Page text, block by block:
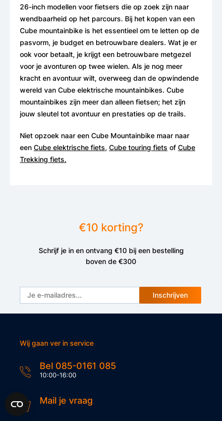
26-inch modellen voor fietsers die op zoek zijn naar
wendbaarheid op het parcours. Bij het kopen van een
Cube mountainbike is het essentieel om te letten op de
pasvorm, je budget en betrouwbare dealers. Wat je er
ook voor betaalt, je krijgt een betrouwbare metgezel
voor je avonturen op twee wielen. Als je nog meer
kracht en avontuur wilt, overweeg dan de opwindende
wereld van Cube elektrische mountainbikes. Cube
mountainbikes zijn meer dan alleen fietsen; het zijn
jouw sleutel tot avontuur en prestaties op de trails.
Niet opzoek naar een Cube Mountainbike maar naar
een Cube elektrische fiets, Cube touring fiets of Cube
Trekking fiets.
€10 korting?
Schrijf je in en ontvang €10 bij een bestelling
boven de €300
Inschrijven
Wij gaan ver in service
Bel 085-0161 085
10:00-16:00
Mail je vraag